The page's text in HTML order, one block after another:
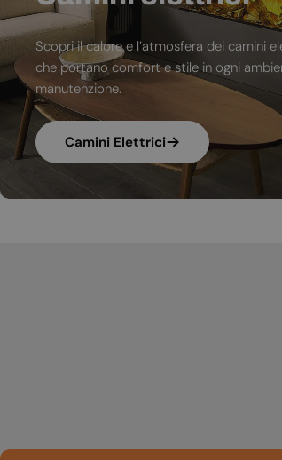
Scopri il calore e l’atmosfera dei camini
che portano comfort e stile in ogni
manutenzione.
Camini Elettrici